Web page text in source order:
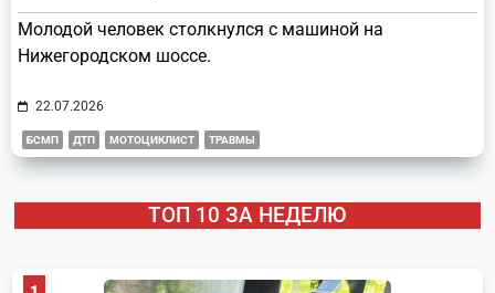
Молодой человек столкнулся с машиной на
Нижегородском шоссе.
22.07.2026
БСМП ДТП МОТОЦИКЛИСТ ТРАВМЫ
ТОП 10 ЗА НЕДЕЛЮ